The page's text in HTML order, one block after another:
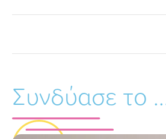
Συνδύασε το